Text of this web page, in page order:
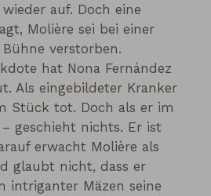
auf. Doch eine
Molière sei bei einer
verstorben.
hat Nona Fernández
Als eingebildeter Kranker
Stück tot. Doch als er im
geschieht nichts. Er ist
erwacht Molière als
glaubt nicht, dass er
intriganter Mäzen seine